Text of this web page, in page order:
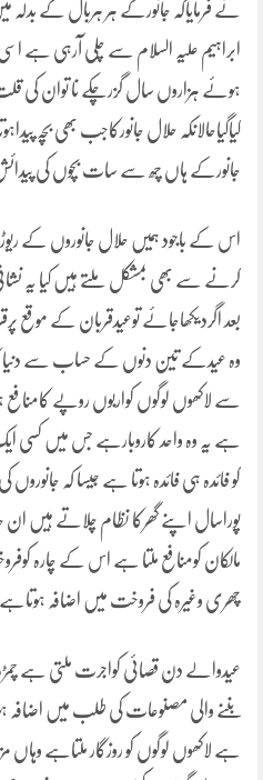
نے فرمایاکہ جانورکے ہر ہربال کے
ابراہیم علیہ السلام سے چلی آرہی ہے
ہوئے ہزاروں سال گزرچکے نا توان کی قلت
کیاگیاحالانکہ حلال جانورکاجب بھی بچہ
جانورکے ہاں چھ سے سات بچوں کی
اس کے باجود ہمیں حلال جانوروں کے ریوڑ
کرنے سے بھی بمشکل ملتے ہیں کیا یہ
بعد اگردیکھاجائے توعیدقربان کے موقع
وہ عیدکے تین دنوں کے حساب سے دنیا
سے لاکھوں لوگوں کواربوں روپے کامنافع
ہے یہ وہ واحد کاروبارہے جس میں کسی
کو فائدہ ہی فائدہ ہوتا ہے جیسا کہ
پوراسال اپنے گھرکا نظام چلاتے ہیں
مالکان کومنافع ملتا ہے اس کے چارہ
چھری وغیرہ کی فروخت میں اضافہ ہوتاہے
عیدوالے دن قصائی کواجرت ملتی
بننے والی مصنوعات کی طلب میں اضافہ
ہے لاکھوں لوگوں کو روزگار ملتاہے